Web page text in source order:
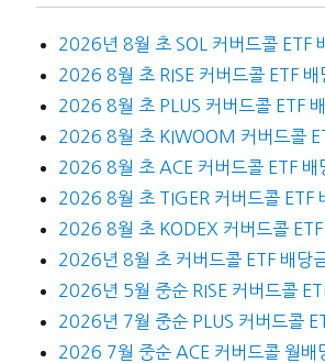
2026년 8월 초 SOL 커버드콜 ETF
2026 8월 초 RISE 커버드콜 ETF 배
2026 8월 초 PLUS 커버드콜 ETF
2026 8월 초 KIWOOM 커버드콜
2026 8월 초 ACE 커버드콜 ETF 배
2026 8월 초 TIGER 커버드콜 ETF
2026 8월 초 KODEX 커버드콜
2026년 8월 초 커버드콜 ETF 배당
2026년 5월 중순 RISE 커버드콜
2026년 7월 중순 PLUS 커버드콜
2026 7월 중순 ACE 커버드콜 월배